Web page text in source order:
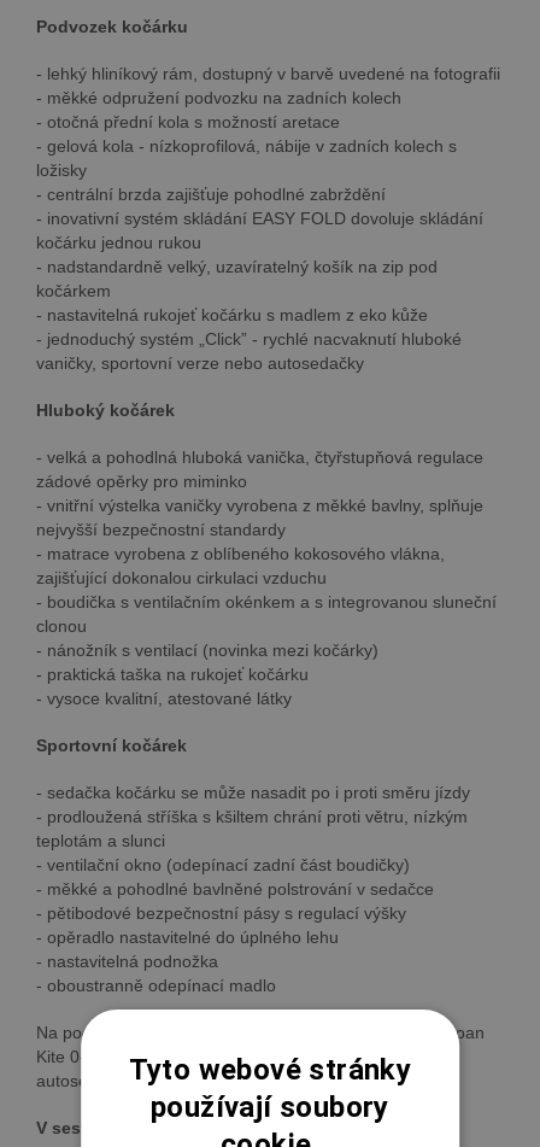
Podvozek kočárku
- lehký hliníkový rám, dostupný v barvě uvedené na fotografii
- měkké odpružení podvozku na zadních kolech
- otočná přední kola s možností aretace
- gelová kola - nízkoprofilová, nábije v zadních kolech s
ložisky
- centrální brzda zajišťuje pohodlné zabrždění
- inovativní systém skládání EASY FOLD dovoluje skládání
kočárku jednou rukou
- nadstandardně velký, uzavíratelný košík na zip pod
kočárkem
- nastavitelná rukojeť kočárku s madlem z eko kůže
- jednoduchý systém „Click” - rychlé nacvaknutí hluboké
vaničky, sportovní verze nebo autosedačky
Hluboký kočárek
- velká a pohodlná hluboká vanička, čtyřstupňová regulace
zádové opěrky pro miminko
- vnitřní výstelka vaničky vyrobena z měkké bavlny, splňuje
nejvyšší bezpečnostní standardy
- matrace vyrobena z oblíbeného kokosového vlákna,
zajišťující dokonalou cirkulaci vzduchu
- boudička s ventilačním okénkem a s integrovanou sluneční
clonou
- nánožník s ventilací (novinka mezi kočárky)
- praktická taška na rukojeť kočárku
- vysoce kvalitní, atestované látky
Sportovní kočárek
- sedačka kočárku se může nasadit po i proti směru jízdy
- prodloužená stříška s kšiltem chrání proti větru, nízkým
teplotám a slunci
- ventilační okno (odepínací zadní část boudičky)
- měkké a pohodlné bavlněné polstrování v sedačce
- pětibodové bezpečnostní pásy s regulací výšky
- opěradlo nastavitelné do úplného lehu
- nastavitelná podnožka
- oboustranně odepínací madlo
Na podvozek kočárku je možno nasadit autosedačku Roan
Kite 0-13 kg nebo za pomocí adaptérů jiné značkové
autosedačky (Maxi-Cosi, Besafe, Cybex Aton)
V sestavě kočárku je:
Tyto webové stránky
používají soubory